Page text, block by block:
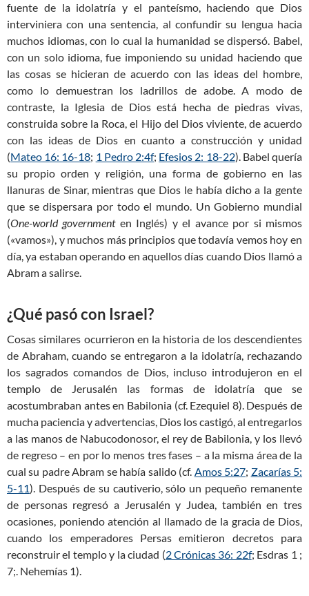
fuente de la idolatría y el panteísmo, haciendo que Dios
interviniera con una sentencia, al confundir su lengua hacia
muchos idiomas, con lo cual la humanidad se dispersó. Babel,
con un solo idioma, fue imponiendo su unidad haciendo que
las cosas se hicieran de acuerdo con las ideas del hombre,
como lo demuestran los ladrillos de adobe. A modo de
contraste, la Iglesia de Dios está hecha de piedras vivas,
construida sobre la Roca, el Hijo del Dios viviente, de acuerdo
con las ideas de Dios en cuanto a construcción y unidad
(Mateo 16: 16-18; 1 Pedro 2:4f; Efesios 2: 18-22). Babel quería
su propio orden y religión, una forma de gobierno en las
llanuras de Sinar, mientras que Dios le había dicho a la gente
que se dispersara por todo el mundo. Un Gobierno mundial
(One-world governmenten Inglés) y el avance por si mismos
(«vamos»), y muchos más principios que todavía vemos hoy en
día, ya estaban operando en aquellos días cuando Dios llamó a
Abram a salirse.
¿Qué pasó con Israel?
Cosas similares ocurrieron en la historia de los descendientes
de Abraham, cuando se entregaron a la idolatría, rechazando
los sagrados comandos de Dios, incluso introdujeron en el
templo de Jerusalén las formas de idolatría que se
acostumbraban antes en Babilonia (cf. Ezequiel 8). Después de
mucha paciencia y advertencias, Dios los castigó, al entregarlos
a las manos de Nabucodonosor, el rey de Babilonia, y los llevó
de regreso – en por lo menos tres fases – a la misma área de la
cual su padre Abram se había salido (cf. Amos 5:27; Zacarías 5:
5-11). Después de su cautiverio, sólo un pequeño remanente
de personas regresó a Jerusalén y Judea, también en tres
ocasiones, poniendo atención al llamado de la gracia de Dios,
cuando los emperadores Persas emitieron decretos para
reconstruir el templo y la ciudad (2 Crónicas 36: 22f; Esdras 1 ;
7;. Nehemías 1).